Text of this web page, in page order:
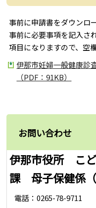
事前に申請書をダウンロ
事前に必要事項を記入さ
項目になりますので、空
伊那市妊婦一般健康診
（PDF：91KB）
お問い合わせ
伊那市役所 こ
課 母子保健係（
電話：0265-78-9711